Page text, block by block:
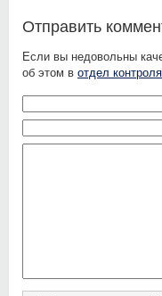
Отправить
Если вы недовольны
об этом в отдел